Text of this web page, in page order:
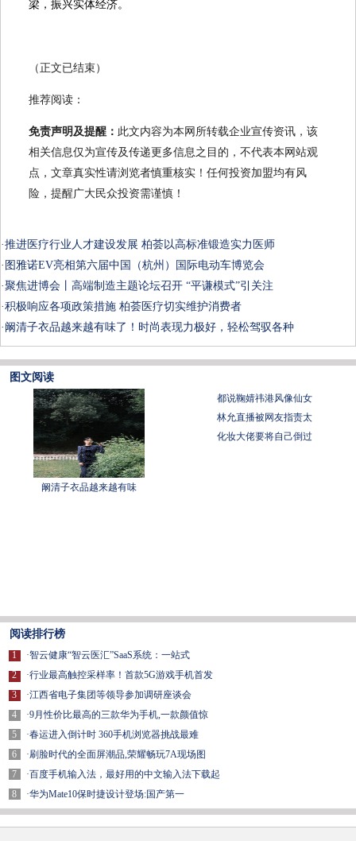
梁，振兴实体经济。
（正文已结束）
推荐阅读：
免责声明及提醒： 此文内容为本网所转载企业宣传资讯，该
相关信息仅为宣传及传递更多信息之目的，不代表本网站观
点，文章真实性请浏览者慎重核实！任何投资加盟均有风
险，提醒广大民众投资需谨慎！
·推进医疗行业人才建设发展 柏荟以高标准锻造实力医师
· 图雅诺EV亮相第六届中国（杭州）国际电动车博览会
·聚焦进博会丨高端制造主题论坛召开 “平谦模式”引关注
·​积极响应各项政策措施 柏荟医疗切实维护消费者
· 阚清子衣品越来越有味了！时尚表现力极好，轻松驾驭各种
图文阅读
阚清子衣品越来越有味
都说鞠婧祎港风像仙女
林允直播被网友指责太
化妆大佬要将自己倒过
阅读排行榜
1
2
3
4
5
6
7
8
·智云健康“智云医汇”SaaS系统：一站式
·行业最高触控采样率！首款5G游戏手机首发
·江西省电子集团等领导参加调研座谈会
·9月性价比最高的三款华为手机,一款颜值惊
·春运进入倒计时 360手机浏览器挑战最难
·刷脸时代的全面屏潮品,荣耀畅玩7A现场图
·百度手机输入法，最好用的中文输入法下载起
·华为Mate10保时捷设计登场:国产第一